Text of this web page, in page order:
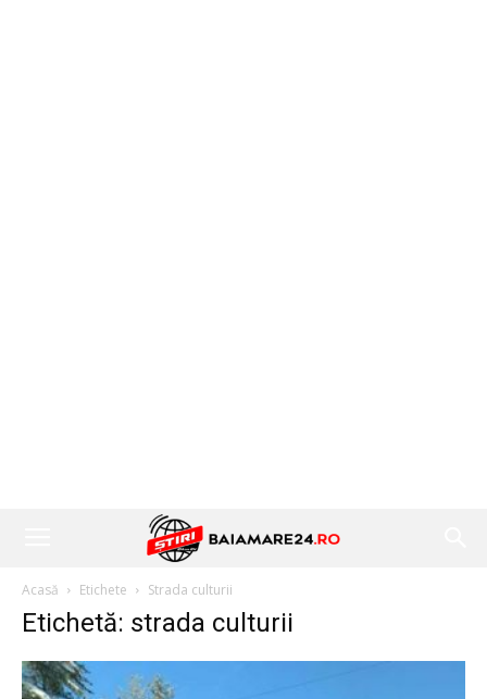
Acasă Etichete Strada culturii
Etichetă: strada culturii